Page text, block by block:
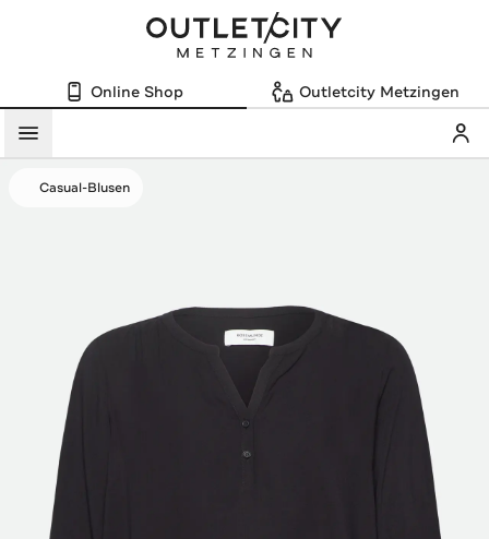
Online Shop Outletcity Metzingen
Menü
Casual-Blusen